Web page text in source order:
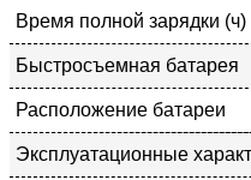
Время полной зарядки (ч)
Быстросъемная батарея
Расположение батареи
Эксплуатационные